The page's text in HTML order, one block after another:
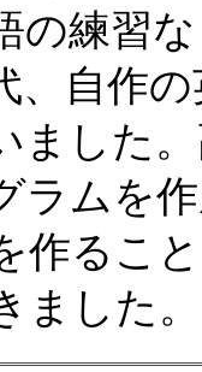
の練習
、自作
ました
ラムを
作るこ
ました。